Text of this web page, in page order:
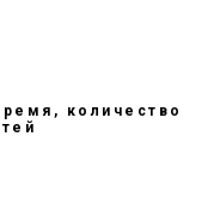
количество